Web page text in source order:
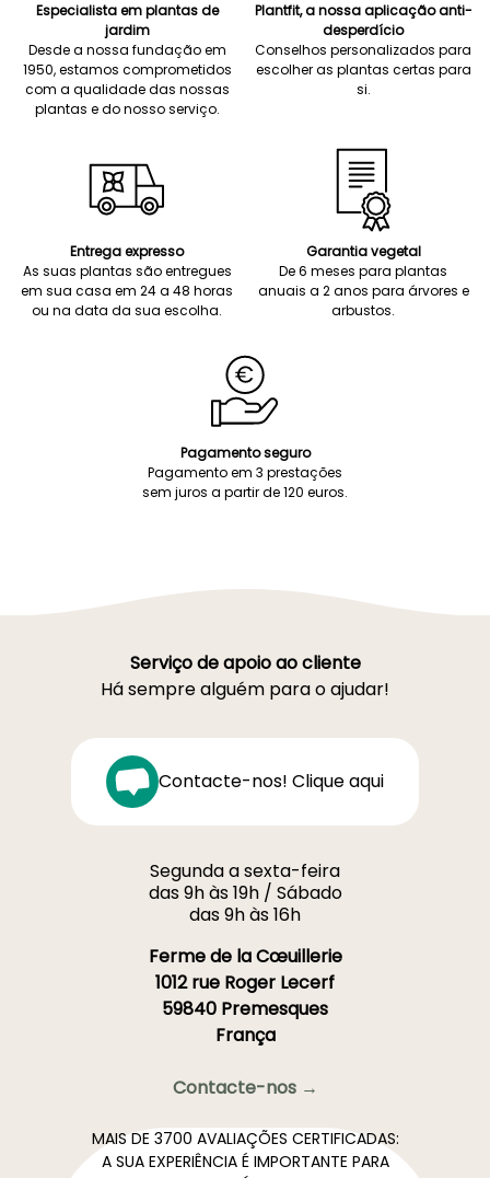
Especialista em plantas de
jardim
Desde a nossa fundação em
1950, estamos comprometidos
com a qualidade das nossas
plantas e do nosso serviço.
Plantfit, a nossa aplicação anti-
desperdício
Conselhos personalizados para
escolher as plantas certas para
si.
Entrega expresso
As suas plantas são entregues
em sua casa em 24 a 48 horas
ou na data da sua escolha.
Garantia vegetal
De 6 meses para plantas
anuais a 2 anos para árvores e
arbustos.
Pagamento seguro
Pagamento em 3 prestações
sem juros a partir de 120 euros.
Serviço de apoio ao cliente
Há sempre alguém para o ajudar!
Contacte-nos! Clique aqui
Segunda a sexta-feira
das 9h às 19h / Sábado
das 9h às 16h
Ferme de la Cœuillerie
1012 rue Roger Lecerf
59840 Premesques
França
Contacte-nos →
MAIS DE 3700 AVALIAÇÕES CERTIFICADAS:
A SUA EXPERIÊNCIA É IMPORTANTE PARA